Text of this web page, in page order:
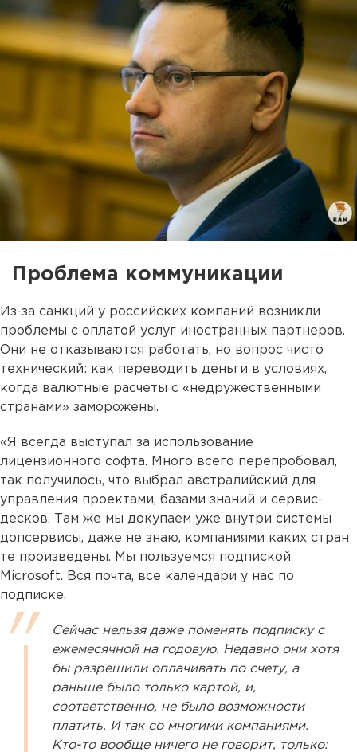
Проблема коммуникации
Из-за санкций у российских компаний возникли
проблемы с оплатой услуг иностранных партнеров.
Они не отказываются работать, но вопрос чисто
технический: как переводить деньги в условиях,
когда валютные расчеты с «недружественными
странами» заморожены.
«Я всегда выступал за использование
лицензионного софта. Много всего перепробовал,
так получилось, что выбрал австралийский для
управления проектами, базами знаний и сервис-
десков. Там же мы докупаем уже внутри системы
допсервисы, даже не знаю, компаниями каких стран
те произведены. Мы пользуемся подпиской
Microsoft. Вся почта, все календари у нас по
подписке.
Сейчас нельзя даже поменять подписку с
ежемесячной на годовую. Недавно они хотя
бы разрешили оплачивать по счету, а
раньше было только картой, и,
соответственно, не было возможности
платить. И так со многими компаниями.
Кто-то вообще ничего не говорит, только: